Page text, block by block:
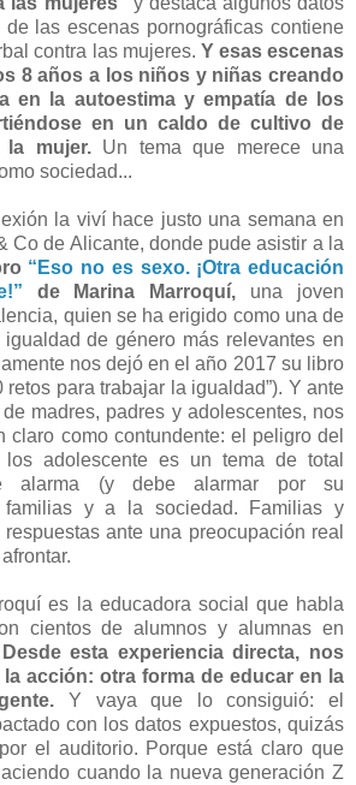
las escenas pornográficas contiene
contra las mujeres. Y esas escenas
8 años a los niños y niñas creando
en la autoestima y empatía de los
en un caldo de cultivo de
la mujer.Un tema que merece una
sociedad...
la viví hace justo una semana en
Co de Alicante, donde pude asistir a la
“Eso no es sexo. ¡Otra educación
de Marina Marroquí, una joven
quien se ha erigido como una de
de género más relevantes en
nos dejó en el año 2017 su libro
retos para trabajar la igualdad”). Y ante
madres, padres y adolescentes, nos
claro como contundente: el peligro del
adolescente es un tema de total
alarma (y debe alarmar por su
familias y a la sociedad. Familias y
ante una preocupación real
es la educadora social que habla
cientos de alumnos y alumnas en
Desde esta experiencia directa, nos
acción: otra forma de educar en la
Y vaya que lo consiguió: el
con los datos expuestos, quizás
el auditorio. Porque está claro que
cuando la nueva generación Z